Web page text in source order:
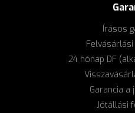
Írásos
24 hónap DF
Garancia a
Jótállási